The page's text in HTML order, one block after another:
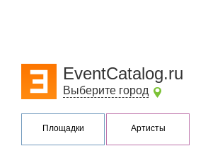
EventCatalog.ru
Выберите город
Площадки Артисты